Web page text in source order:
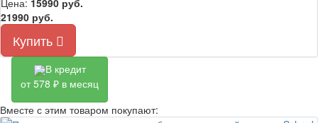
Цена: 15990 руб.
21990 руб.
Купить
В кредит
от 578 ₽ в месяц
Вместе с этим товаром покупают: